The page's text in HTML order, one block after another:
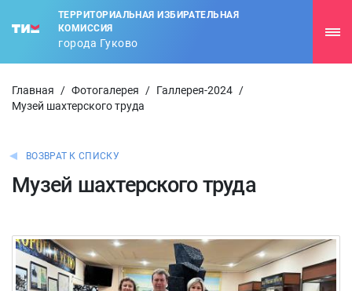
ТЕРРИТОРИАЛЬНАЯ ИЗБИРАТЕЛЬНАЯ
КОМИССИЯ
города Гуково
Главная / Фотогалерея / Галлерея-2024 /
Музей шахтерского труда
ВОЗВРАТ К СПИСКУ
Музей шахтерского труда